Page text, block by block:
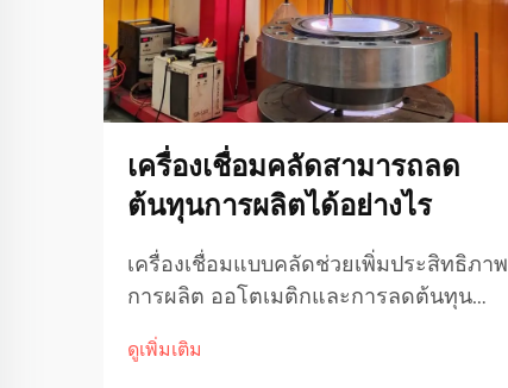
เครื่องเชื่อมคลัดสามารถลด
ต้นทุนการผลิตได้อย่างไร
เครื่องเชื่อมแบบคลัดช่วยเพิ่มประสิทธิภาพ
การผลิต ออโตเมติกและการลดต้นทุน
สามารถทำงานได้ค่อนข้างอิสระ ซึ่ง
ดูเพิ่มเติม